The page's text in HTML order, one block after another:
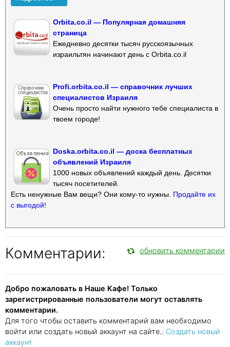
Orbita.co.il — Популярная домашняя
страница
Ежедневно десятки тысяч русскоязычных
израильтян начинают день с Orbita.co.il
Profi.orbita.co.il — справочник лучших
специалистов Израиля
Очень просто найти нужного тебе специалиста в
твоем городе!
Doska.orbita.co.il — доска бесплатных
объявлений Израиля
1000 новых объявлений каждый день. Десятки
тысяч посетителей.
Есть ненужные Вам вещи? Они кому-то нужны. Продайте их
с выгодой!
Комментарии: обновить комментарии
Добро пожаловать в Наше Кафе! Только
зарегистрированные пользователи могут оставлять
комментарии.
Для того чтобы оставить комментарий вам необходимо
войти или создать новый аккаунт на сайте.. Создать новый
аккаунт